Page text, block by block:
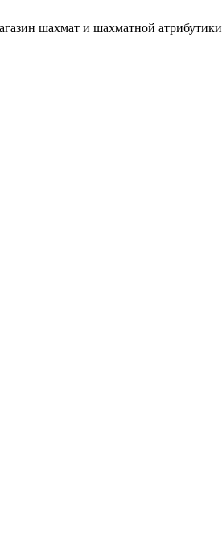
шахмат и шахматной атрибутики